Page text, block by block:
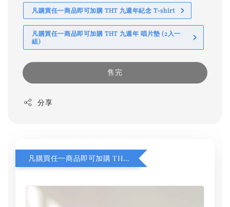
凡購買任一商品即可加購 THT 九週年紀念 T-shirt
凡購買任一商品即可加購 THT 九週年 唱片墊 (2入一
組)
售完
分享
凡購買任一商品即可加購 THT 九週年 同一片天空 無框畫 30 x 30 cm 附掛勾 (黑膠封面大小）